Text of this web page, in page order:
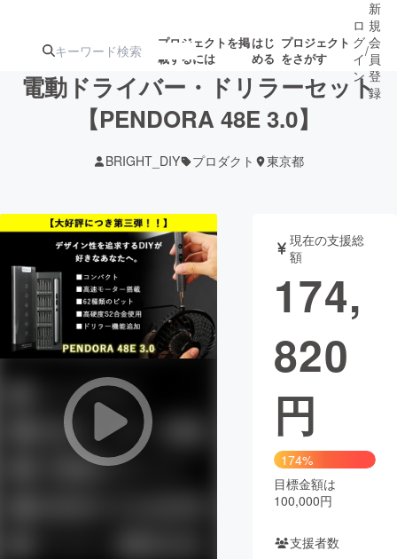
プロジェクトを掲
載するには
はじ
める
プロジェクト
をさがす
ターン
注目の新着プロ
ジェクト
募集終了が近いプ
ロジェクト
アート・写真 音楽
テクノロジー・ガジェット ゲーム・サ
映像・映画
ビジネス・起業
まちづくり・地域活性化
CAMPFIRE Creation
コミュニティ
ロ
グ
イ
ン
/
新
規
会
員
登
録
電動ドライバー・ドリラーセット
【PENDORA 48E 3.0】
BRIGHT_DIY プロダクト 東京都
現在の支援総
額
174,
820
円
174%
目標金額は
100,000円
支援者数